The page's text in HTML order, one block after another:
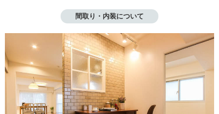
間取り・内装について